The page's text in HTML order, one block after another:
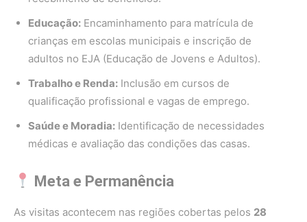
Educação: Encaminhamento para matrícula de
crianças em escolas municipais e inscrição de
adultos no EJA (Educação de Jovens e Adultos).
Trabalho e Renda: Inclusão em cursos de
qualificação profissional e vagas de emprego.
Saúde e Moradia: Identificação de necessidades
médicas e avaliação das condições das casas.
Meta e Permanência
As visitas acontecem nas regiões cobertas pelos 28